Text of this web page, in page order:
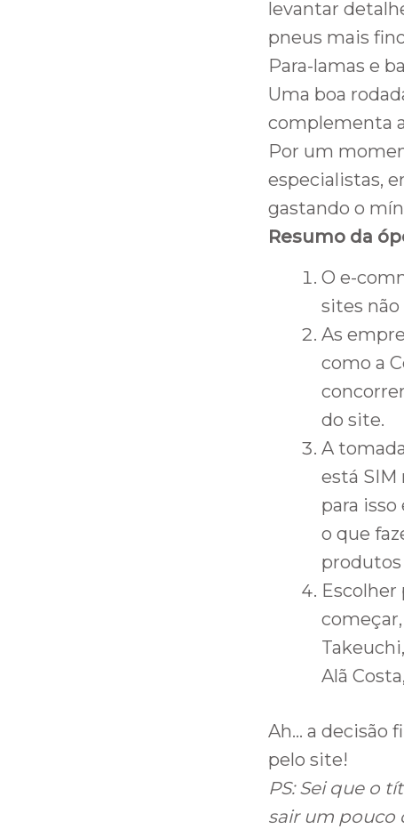
levantar
pneus mais
Para-lamas e
Uma boa
complementa
Por um
especialistas,
gastando o
Resumo da
O e-
sites não
As
como a
do site.
A
está SIM
para
o que
produtos
Escolher
Alã
Ah… a decisão
pelo site!
PS: Sei que o
sair um pouco